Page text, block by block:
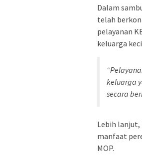
Dalam
telah
pelayanan
keluarga
keluarga
secara
Lebih lanjut,
manfaat
MOP.